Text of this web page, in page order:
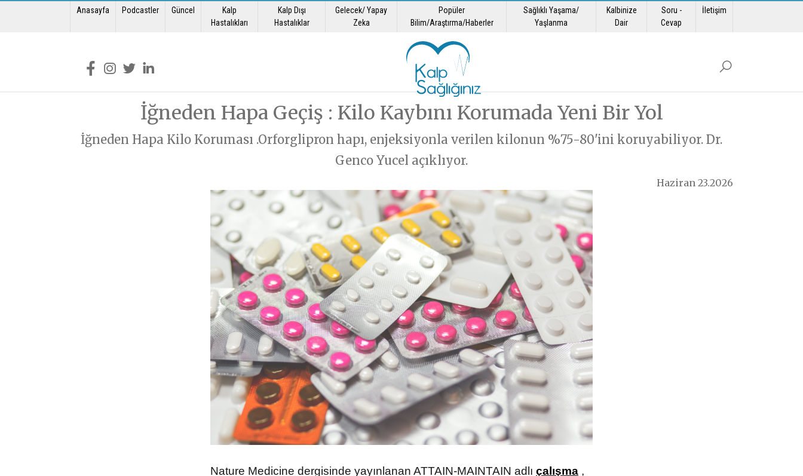
Anasayfa Podcastler Güncel
Kalp
Hastalıkları
Kalp Dışı
Hastalıklar
Gelecek/ Yapay
Zeka
Popüler
Bilim/Araştırma/Haberler
Sağlıklı Yaşama/
Yaşlanma
Kalbinize
Dair
Soru -
Cevap
İletişim
İğneden Hapa Geçiş : Kilo Kaybını Korumada Yeni Bir Yol
İğneden Hapa Kilo Koruması .Orforglipron hapı, enjeksiyonla verilen kilonun %75-80'ini koruyabiliyor. Dr.
Genco Yucel açıklıyor.
Haziran 23.2026
Nature Medicine dergisinde yayınlanan ATTAIN-MAINTAIN adlı çalışma ,
Soru Sor Sorunuz
GÖNDER
Muayene
Açıklama
GÖNDER